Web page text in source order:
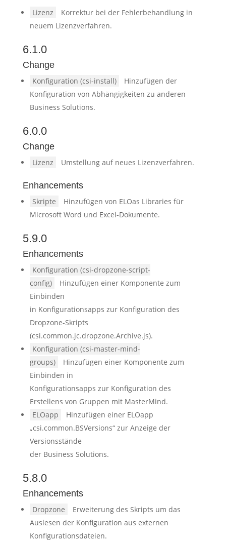
Lizenz
Korrektur bei der Fehlerbehandlung in
neuem Lizenzverfahren.
6.1.0
Change
Konfiguration (csi-install)
Hinzufügen der
Konfiguration von Abhängigkeiten zu anderen
Business Solutions.
6.0.0
Change
Lizenz Umstellung auf neues Lizenzverfahren.
Enhancements
Skripte
Hinzufügen von ELOas Libraries für
Microsoft Word und Excel-Dokumente.
5.9.0
Enhancements
Konfiguration (csi-dropzone-script-
config)
Hinzufügen einer Komponente zum
Einbinden
in Konfigurationsapps zur Konfiguration des
Dropzone-Skripts
(csi.common.jc.dropzone.Archive.js).
Konfiguration (csi-master-mind-
groups)
Hinzufügen einer Komponente zum
Einbinden in
Konfigurationsapps zur Konfiguration des
Erstellens von Gruppen mit MasterMind.
ELOapp
Hinzufügen einer ELOapp
„csi.common.BSVersions“ zur Anzeige der
Versionsstände
der Business Solutions.
5.8.0
Enhancements
Dropzone
Erweiterung des Skripts um das
Auslesen der Konfiguration aus externen
Konfigurationsdateien.